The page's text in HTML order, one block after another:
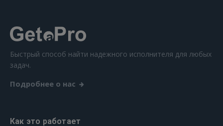
 Sign in with Apple
Ещё не зарегистрированы?
Быстрый способ найти надежного исполнителя для любых
задач.
Подробнее о нас
Как это работает